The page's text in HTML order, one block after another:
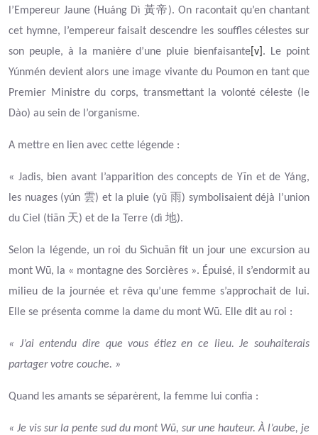
l’Empereur Jaune (Huáng Dì 黃帝). On racontait qu’en chantant
cet hymne, l’empereur faisait descendre les souffles célestes sur
son peuple, à la manière d’une pluie bienfaisante [v] . Le point
Yúnmén devient alors une image vivante du Poumon en tant que
Premier Ministre du corps, transmettant la volonté céleste (le
Dào) au sein de l’organisme.
A mettre en lien avec cette légende :
« Jadis, bien avant l’apparition des concepts de Yīn et de Yáng,
les nuages (yún 雲) et la pluie (yǔ 雨) symbolisaient déjà l’union
du Ciel (tiān 天) et de la Terre (dì 地).
Selon la légende, un roi du Sìchuān fit un jour une excursion au
mont Wū, la « montagne des Sorcières ». Épuisé, il s’endormit au
milieu de la journée et rêva qu’une femme s’approchait de lui.
Elle se présenta comme la dame du mont Wū. Elle dit au roi :
« J’ai entendu dire que vous étiez en ce lieu. Je souhaiterais
partager votre couche. »
Quand les amants se séparèrent, la femme lui confia :
« Je vis sur la pente sud du mont Wū, sur une hauteur. À l’aube, je